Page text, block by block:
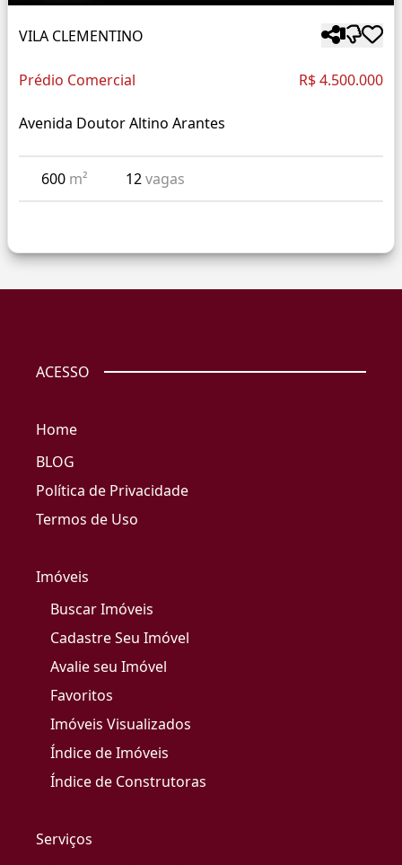
VILA CLEMENTINO
Prédio Comercial R$ 4.500.000
Avenida Doutor Altino Arantes
600 m² 12vagas
ACESSO
Home
BLOG
Política de Privacidade
Termos de Uso
Imóveis
Buscar Imóveis
Cadastre Seu Imóvel
Avalie seu Imóvel
Favoritos
Imóveis Visualizados
Índice de Imóveis
Índice de Construtoras
Serviços